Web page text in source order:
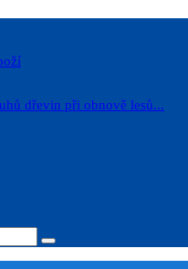
dřevin při obnově lesů...